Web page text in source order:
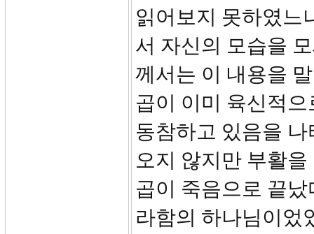
읽어보지 못하였느
서 자신의 모습을
께서는 이 내용을
곱이 이미 육신적
동참하고 있음을
오지 않지만 부활
곱이 죽음으로 끝
라함의 하나님이었